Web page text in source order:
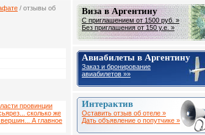
/ отзывы об
провинции
сколько же
А главное
Виза в Аргентину
С приглашением от 1500 руб. »
Без приглашения от 150 у.е. »
Авиабилеты в Аргентину
Заказ и бронирование
авиабилетов »»
Интерактив
Оставить отзыв об отеле »
Дать объявление о попутчике »